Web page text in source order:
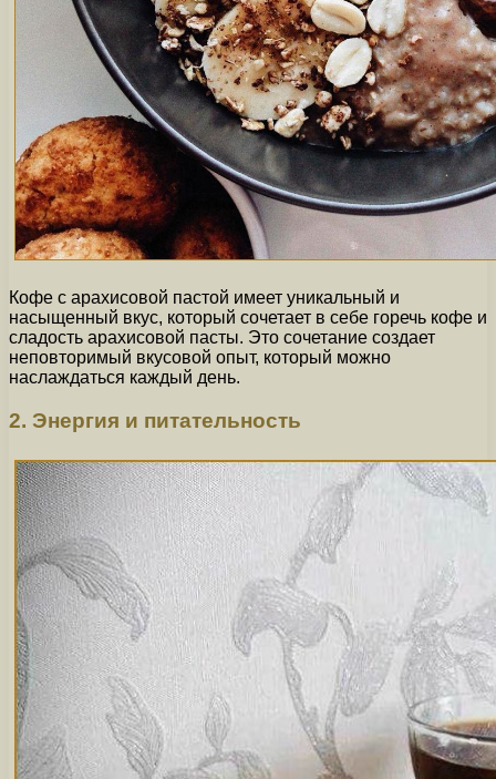
Кофе с арахисовой пастой имеет уникальный и
насыщенный вкус, который сочетает в себе горечь кофе и
сладость арахисовой пасты. Это сочетание создает
неповторимый вкусовой опыт, который можно
наслаждаться каждый день.
2. Энергия и питательность